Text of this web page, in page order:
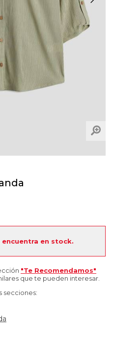
en stock.
"Te Recomendamos"
que te pueden interesar.
secciones: